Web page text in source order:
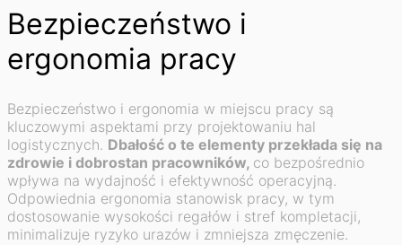
Bezpieczeństwo i
ergonomia pracy
Bezpieczeństwo i ergonomia w miejscu pracy są
kluczowymi aspektami przy projektowaniu hal
logistycznych. Dbałość o te elementy przekłada się na
zdrowie i dobrostan pracowników, co bezpośrednio
wpływa na wydajność i efektywność operacyjną.
Odpowiednia ergonomia stanowisk pracy, w tym
dostosowanie wysokości regałów i stref kompletacji,
minimalizuje ryzyko urazów i zmniejsza zmęczenie.